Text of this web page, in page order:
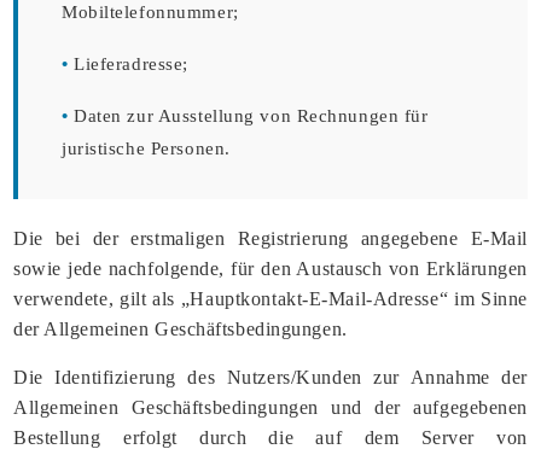
Mobiltelefonnummer;
• Lieferadresse;
• Daten zur Ausstellung von Rechnungen für
juristische Personen.
Die bei der erstmaligen Registrierung angegebene E-Mail
sowie jede nachfolgende, für den Austausch von Erklärungen
verwendete, gilt als „Hauptkontakt-E-Mail-Adresse“ im Sinne
der Allgemeinen Geschäftsbedingungen.
Die Identifizierung des Nutzers/Kunden zur Annahme der
Allgemeinen Geschäftsbedingungen und der aufgegebenen
Bestellung erfolgt durch die auf dem Server von